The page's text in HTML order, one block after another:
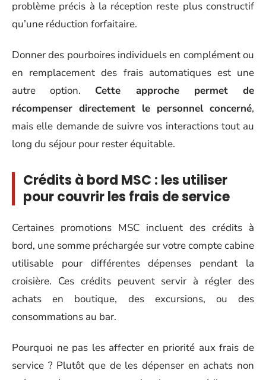
problème précis à la réception reste plus constructif
qu’une réduction forfaitaire.
Donner des pourboires individuels en complément ou
en remplacement des frais automatiques est une
autre option. Cette approche permet de
récompenser directement le personnel concerné,
mais elle demande de suivre vos interactions tout au
long du séjour pour rester équitable.
Crédits à bord MSC : les utiliser
pour couvrir les frais de service
Certaines promotions MSC incluent des crédits à
bord, une somme préchargée sur votre compte cabine
utilisable pour différentes dépenses pendant la
croisière. Ces crédits peuvent servir à régler des
achats en boutique, des excursions, ou des
consommations au bar.
Pourquoi ne pas les affecter en priorité aux frais de
service ? Plutôt que de les dépenser en achats non